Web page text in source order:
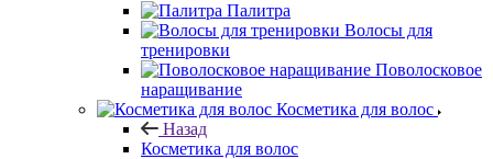
Палитра
Волосы для
тренировки
Поволосковое
наращивание
Косметика для волос
Назад
Косметика для волос